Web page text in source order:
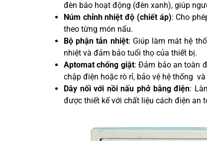
đèn báo hoạt động (đèn xanh), giúp
Núm chỉnh nhiệt độ (chiết áp): Cho
theo từng món nấu.
Bộ phận tản nhiệt: Giúp làm mát hệ
nhiệt và đảm bảo tuổi thọ của thiết bị.
Aptomat chống giật: Đảm bảo an toàn
chập điện hoặc rò rỉ, bảo vệ hệ thống
Dây nối với nồi nấu phở bằng điện:
được thiết kế với chất liệu cách điện an